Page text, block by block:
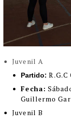
Juvenil A
Partido:
Fecha:
Guillermo
Juvenil B